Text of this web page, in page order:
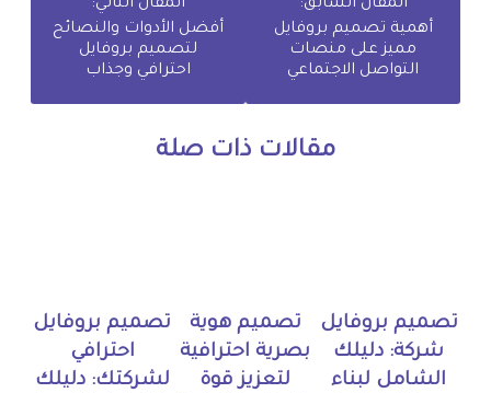
المقال السابق:
أهمية تصميم بروفايل
مميز على منصات
التواصل الاجتماعي
المقال التالي:
أفضل الأدوات والنصائح
لتصميم بروفايل
احترافي وجذاب
مقالات ذات صلة
تصميم بروفايل
شركة: دليلك
الشامل لبناء
تصميم هوية
بصرية احترافية
لتعزيز قوة
تصميم بروفايل
احترافي
لشركتك: دليلك